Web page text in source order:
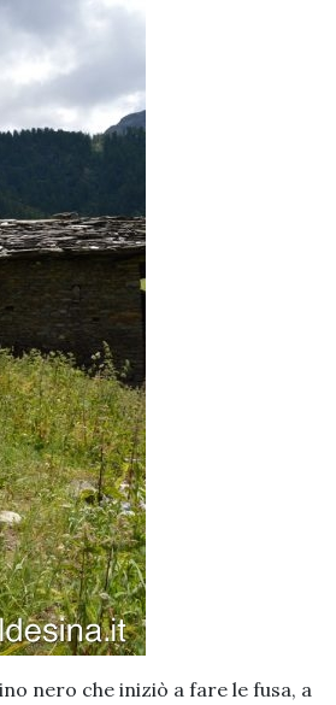
nero che iniziò a fare le fusa, a